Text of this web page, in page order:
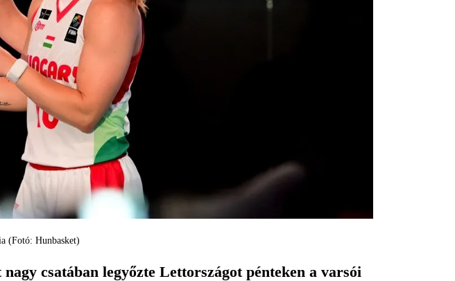
(Fotó: Hunbasket)
csatában legyőzte Lettországot pénteken a varsói